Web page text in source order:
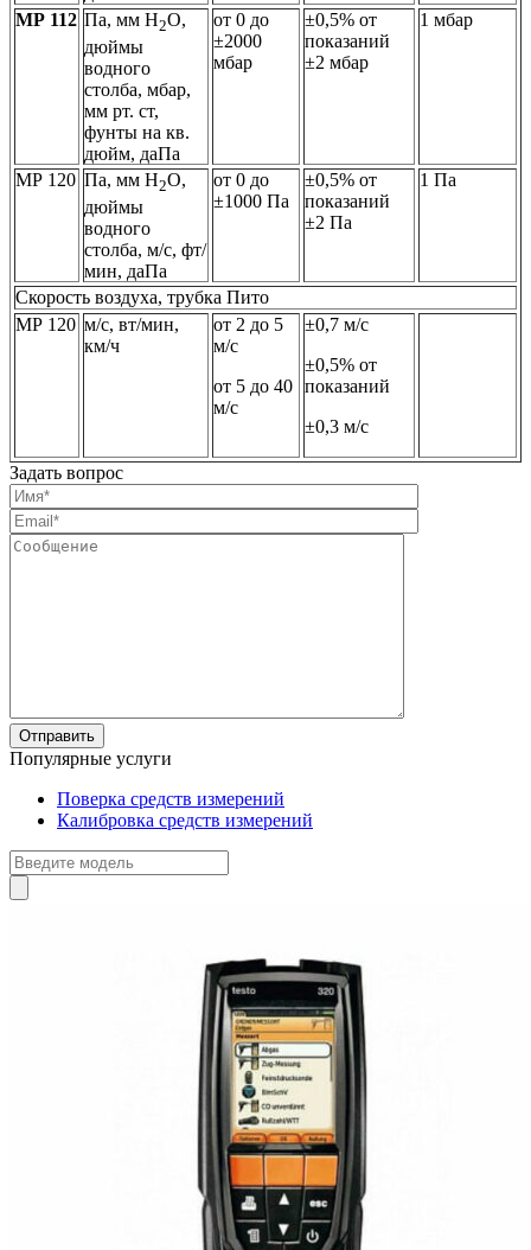
МР 112 Па, мм Н2О,
дюймы
водного
столба, мбар,
мм рт. ст,
фунты на кв.
дюйм, даПа
от 0 до
±2000
мбар
±0,5% от
показаний
±2 мбар
1 мбар
МР 120 Па, мм Н2О,
дюймы
водного
столба, м/с, фт/
мин, даПа
от 0 до
±1000 Па
±0,5% от
показаний
±2 Па
1 Па
Скорость воздуха, трубка Пито
МР 120 м/с, вт/мин,
км/ч
от 2 до 5
м/с
от 5 до 40
м/с
±0,7 м/с
±0,5% от
показаний
±0,3 м/с
Задать вопрос
Популярные услуги
Поверка средств измерений
Калибровка средств измерений